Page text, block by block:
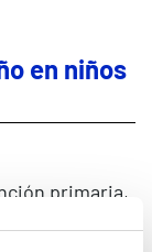
en niños
primaria,